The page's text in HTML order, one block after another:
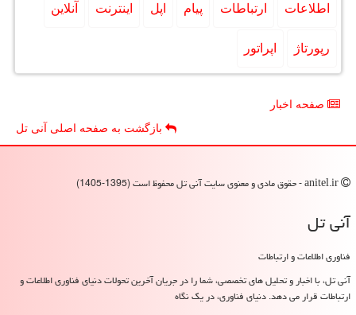
اطلاعات ارتباطات پیام اپل اینترنت آنلاین
رپورتاژ اپراتور
صفحه اخبار
بازگشت به صفحه اصلی آنی تل
آنی تل
فناوری اطلاعات و ارتباطات
آنی تل، با اخبار و تحلیل های تخصصی، شما را در جریان آخرین تحولات دنیای فناوری اطلاعات و
ارتباطات قرار می دهد. دنیای فناوری، در یک نگاه